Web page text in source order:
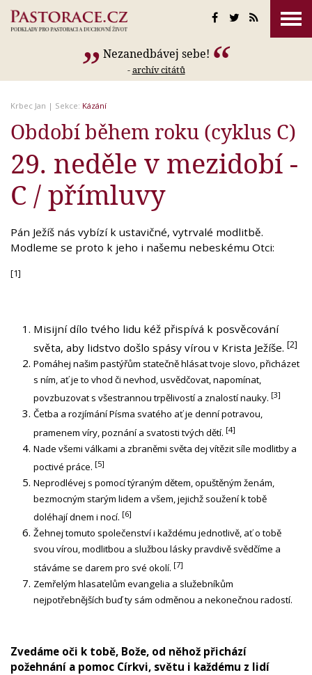
Nezanedbávej sebe!
-archív citátů
Krbec Jan | Sekce: Kázání
Období během roku (cyklus C)
29. neděle v mezidobí -
C / přímluvy
Pán Ježíš nás vybízí k ustavičné, vytrvalé modlitbě.
Modleme se proto k jeho i našemu nebeskému Otci:
[1]
Misijní dílo tvého lidu kéž přispívá k posvěcování
světa, aby lidstvo došlo spásy vírou v Krista Ježíše.[2]
Pomáhej našim pastýřům statečně hlásat tvoje slovo, přicházet
s ním, ať je to vhod či nevhod, usvědčovat, napomínat,
povzbuzovat s všestrannou trpělivostí a znalostí nauky. [3]
Četba a rozjímání Písma svatého ať je denní potravou,
pramenem víry, poznání a svatosti tvých dětí. [4]
Nade všemi válkami a zbraněmi světa dej vítězit síle modlitby a
poctivé práce. [5]
Neprodlévej s pomocí týraným dětem, opuštěným ženám,
bezmocným starým lidem a všem, jejichž soužení k tobě
doléhají dnem i nocí. [6]
Žehnej tomuto společenství i každému jednotlivě, ať o tobě
svou vírou, modlitbou a službou lásky pravdivě svědčíme a
stáváme se darem pro své okolí. [7]
Zemřelým hlasatelům evangelia a služebníkům
nejpotřebnějších buď ty sám odměnou a nekonečnou radostí.
Zvedáme oči k tobě, Bože, od něhož přichází
požehnání a pomoc Církvi, světu i každému z lidí